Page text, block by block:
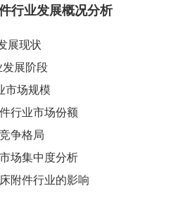
行业发展概况分析
展现状
发展阶段
市场规模
行业市场份额
争格局
场集中度分析
附件行业的影响